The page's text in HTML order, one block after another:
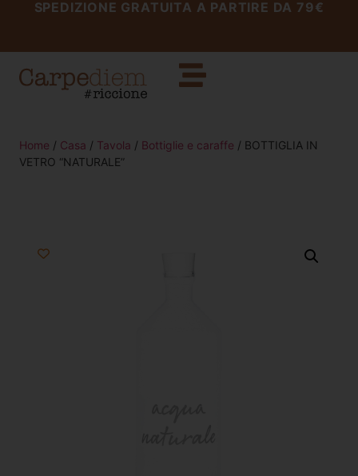
SPEDIZIONE GRATUITA A PARTIRE DA 79€
Home / Casa / Tavola / Bottiglie e caraffe / BOTTIGLIA IN
VETRO “NATURALE”